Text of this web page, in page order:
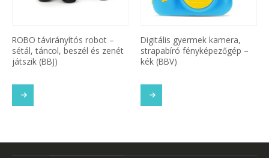
ROBO távirányítós robot –
sétál, táncol, beszél és zenét
játszik (BBJ)
Digitális gyermek kamera,
strapabíró fényképezőgép –
kék (BBV)